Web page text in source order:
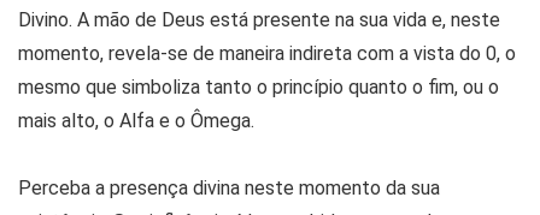
Divino. A mão de Deus está presente na sua vida e, neste
momento, revela-se de maneira indireta com a vista do 0, o
mesmo que simboliza tanto o princípio quanto o fim, ou o
mais alto, o Alfa e o Ômega.
Perceba a presença divina neste momento da sua